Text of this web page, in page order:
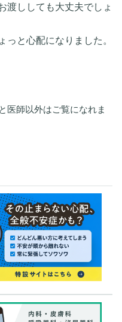
渡ししても大丈夫でしょ
っと心配になりました。
医師以外はご覧になれま